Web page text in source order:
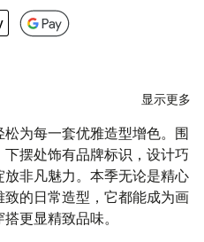
显示更多
为每一套优雅造型增色。围
摆处饰有品牌标识，设计巧
非凡魅力。本季无论是精心
的日常造型，它都能成为画
更显精致品味。